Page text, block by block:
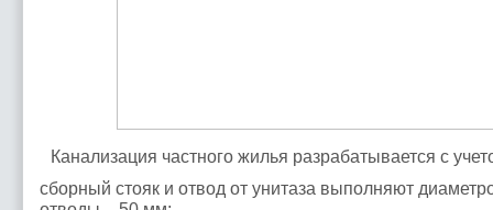
Канализация частного жилья разрабатывается с
сборный стояк и отвод от унитаза выполняют